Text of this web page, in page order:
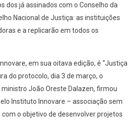
dos já assinados com o Conselho da
Nacional de Justiça: as instituições
e a replicarão em todos os
em sua oitava edição, é “Justiça
do protocolo, dia 3 de março, o
João Oreste Dalazen, firmou
Instituto Innovare – associação sem
o objetivo de desenvolver projetos